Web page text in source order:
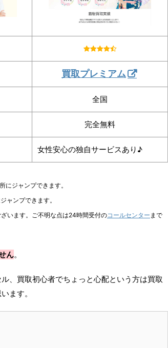
買取プレミアム
全国
完全無料
女性安心の独自サービスあり♪
ジャンプできます。
ャンプできます。
います。ご不明な点は24時間受付のコールセンター まで
ん。
、買取初心者でちょっと心配という方は買取
ます。